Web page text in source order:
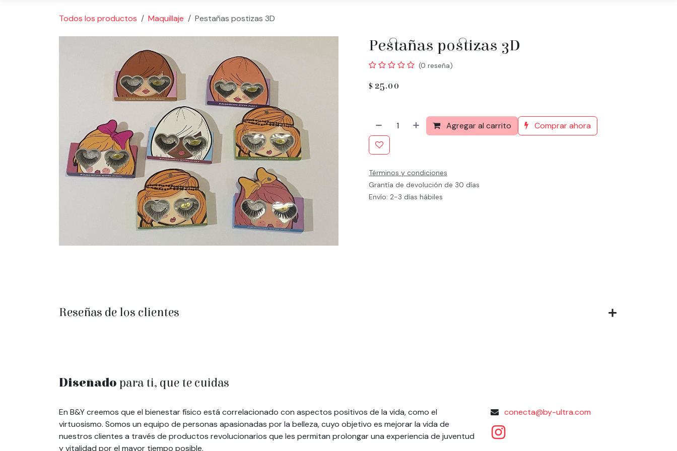
Todos los productos Maquillaje Pestañas postizas 3D
Pestañas postizas 3D
(0 reseña)
$ 25.00
Agregar al carrito Comprar ahora
Términos y condiciones
Grantía de devolución de 30 días
Envío: 2-3 días hábiles
Reseñas de los clientes
Diseñado para ti, que te cuidas
En B&Y creemos que el bienestar físico está correlacionado con aspectos positivos de la vida, como el
virtuosismo. Somos un equipo de personas apasionadas por la belleza, cuyo objetivo es mejorar la vida de
nuestros clientes a través de productos revolucionarios que les permitan prolongar una experiencia de juventud
y vitalidad por el mayor tiempo posible.
conecta@by-ultra.com